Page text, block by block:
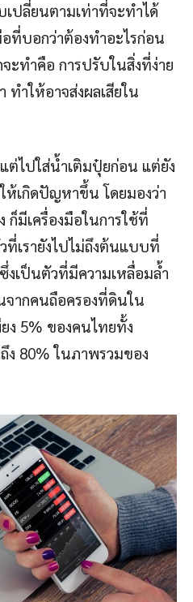
เปลี่ยนตามเท่าที่จะทำได้
ที่บอกว่าต้องทำอะไรก่อน
ะทำคือ การปรับในสิ่งที่ง่าย
ำให้อาจส่งผลเสียใน
ต่ไปใส่น้ำเติมปุ๋ยก่อน แต่ยัง
ห้เกิดปัญหาขึ้น โดยมองว่า
ก็มีเครื่องมือในการใช้ที่
เรายังไปไม่ถึงต้นแบบที่
เป็นตัวที่มีความเหลื่อมล้ำ
จากคนถือครองที่ดินใน
ง 5% ของคนไทยทั้ง
ง 80% ในภาพรวมของ